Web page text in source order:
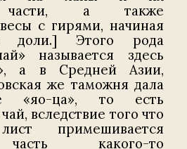
части, а также
с гирями, начиная
доли.] Этого рода
называется здесь
а в Средней Азии,
же таможня дала
«яо-ца», то есть
вследствие того что
примешивается
какого-то